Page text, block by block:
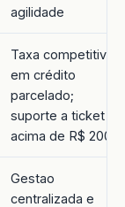
agilidade
Taxa competitiva
em crédito
parcelado;
suporte a ticket
acima de R$ 200
Gestao
centralizada e